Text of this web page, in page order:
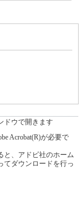
ドウで開きます
Acrobat(R)が必要で
と、アドビ社のホーム
てダウンロードを行っ